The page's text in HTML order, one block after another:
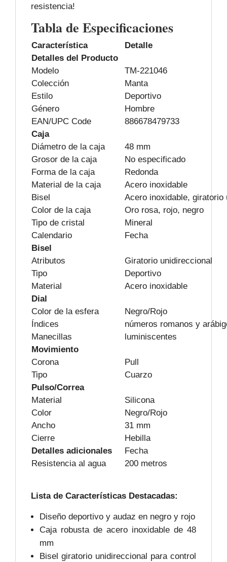
resistencia!
Tabla de Especificaciones
Característica
Detalle
Detalles del Producto
Modelo
TM-221046
Colección
Manta
Estilo
Deportivo
Género
Hombre
EAN/UPC Code
886678479733
Caja
Diámetro de la caja
48 mm
Grosor de la caja
No especificado
Forma de la caja
Redonda
Material de la caja
Acero inoxidable
Bisel
Acero inoxidable, giratorio
Color de la caja
Oro rosa, rojo, negro
Tipo de cristal
Mineral
Calendario
Fecha
Bisel
Atributos
Giratorio unidireccional
Tipo
Deportivo
Material
Acero inoxidable
Dial
Color de la esfera
Negro/Rojo
Índices
números romanos y
Manecillas
luminiscentes
Movimiento
Corona
Pull
Tipo
Cuarzo
Pulso/Correa
Material
Silicona
Color
Negro/Rojo
Ancho
31 mm
Cierre
Hebilla
Detalles adicionales
Fecha
Resistencia al agua
200 metros
Lista de Características Destacadas:
Diseño deportivo y audaz en negro y rojo
Caja robusta de acero inoxidable de 48
mm
Bisel giratorio unidireccional para control